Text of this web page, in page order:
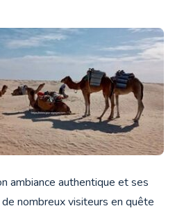
ambiance authentique et ses
nombreux visiteurs en quête